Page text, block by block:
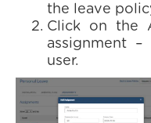
the leave
Click on the
assignment
user.